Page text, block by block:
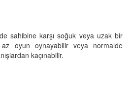
sahibine karşı soğuk veya uzak bir
az oyun oynayabilir veya normalde
kaçınabilir.